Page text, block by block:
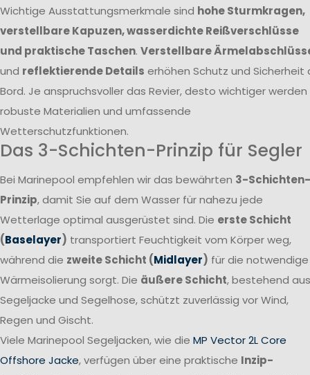
Wichtige Ausstattungsmerkmale sind hohe Sturmkragen,
verstellbare Kapuzen, wasserdichte Reißverschlüsse
und praktische Taschen. Verstellbare
und reflektierende Details erhöhen Schutz und Sicherheit
Bord. Je anspruchsvoller das Revier, desto wichtiger werden
robuste Materialien und umfassende
Wetterschutzfunktionen.
Das 3-Schichten-Prinzip für Segler
Bei Marinepool empfehlen wir das bewährten 3-Schichten-
Prinzip, damit Sie auf dem Wasser für nahezu jede
Wetterlage optimal ausgerüstet sind. Die erste Schicht
(Baselayer) transportiert Feuchtigkeit vom Körper weg,
während die zweite Schicht (Midlayer) für die notwendige
Wärmeisolierung sorgt. Die äußere Schicht, bestehend aus
Segeljacke und Segelhose, schützt zuverlässig vor Wind,
Regen und Gischt.
Viele Marinepool Segeljacken, wie die MP Vector 2L Core
Offshore Jacke, verfügen über eine praktische Inzip-